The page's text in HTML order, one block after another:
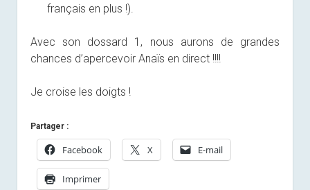
français en plus !).
Avec son dossard 1, nous aurons de grandes
chances d’apercevoir Anaïs en direct !!!!
Je croise les doigts !
Partager :
Facebook X E-mail
Imprimer